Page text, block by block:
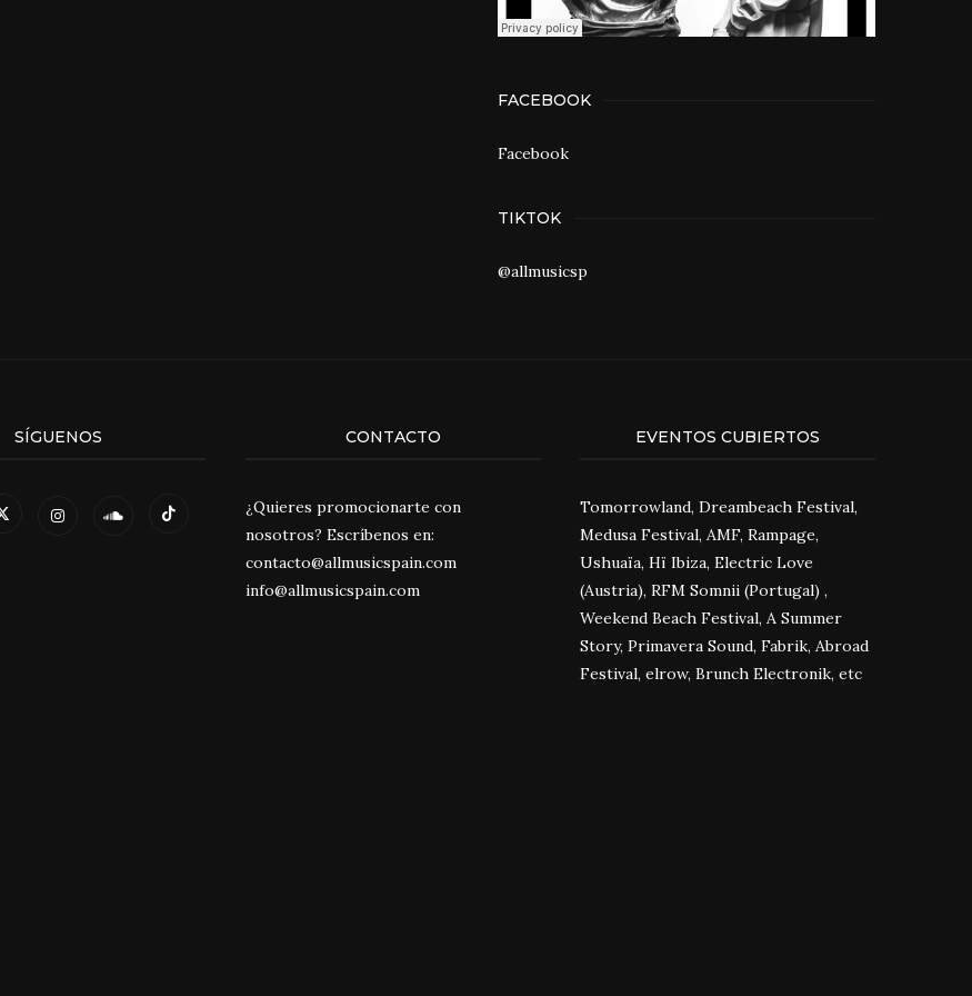
FACEBOOK
Facebook
TIKTOK
@allmusicsp
SÍGUENOS CONTACTO
¿Quieres promocionarte con
nosotros? Escríbenos en:
contacto@allmusicspain.com
info@allmusicspain.com
EVENTOS CUBIERTOS
Tomorrowland, Dreambeach Festival,
Medusa Festival, AMF, Rampage,
Ushuaïa, Hï Ibiza, Electric Love
(Austria), RFM Somnii (Portugal) ,
Weekend Beach Festival, A Summer
Story, Primavera Sound, Fabrik, Abroad
Festival, elrow, Brunch Electronik, etc